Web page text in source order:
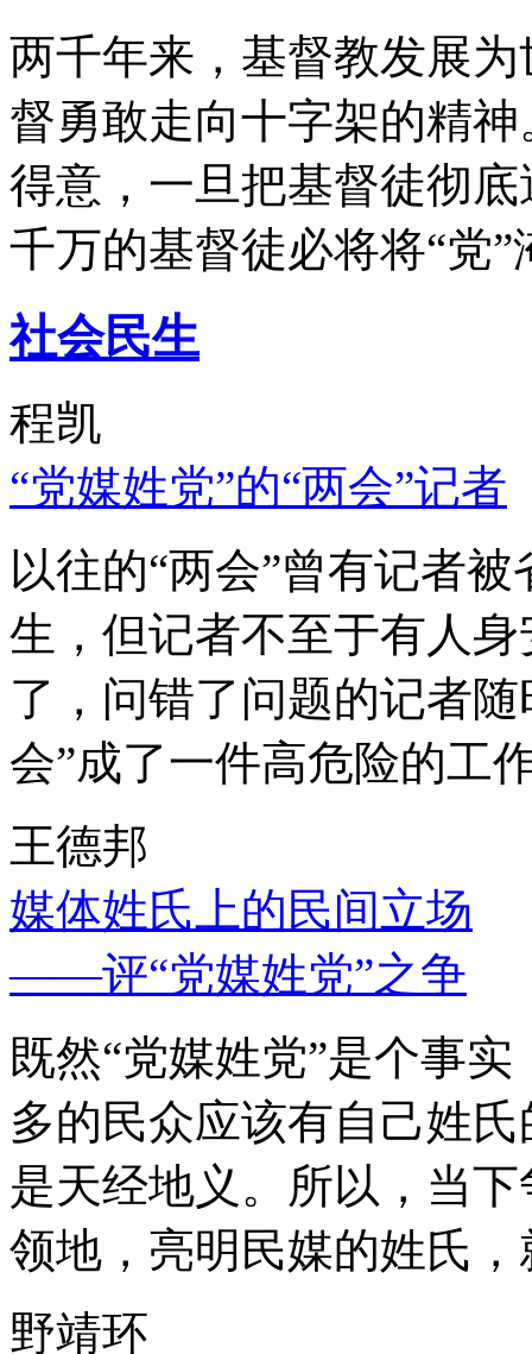
两千年来，基督教发展
督勇敢走向十字架的精
得意，一旦把基督徒彻
千万的基督徒必将将“党”
社会民生
程凯
“党媒姓党”的“两会”记者
以往的“两会”曾有记者
生，但记者不至于有人
了，问错了问题的记者
会”成了一件高危险的工
王德邦
媒体姓氏上的民间立场
——评“党媒姓党”之争
既然“党媒姓党”是个事
多的民众应该有自己姓
是天经地义。所以，当
领地，亮明民媒的姓氏
野靖环